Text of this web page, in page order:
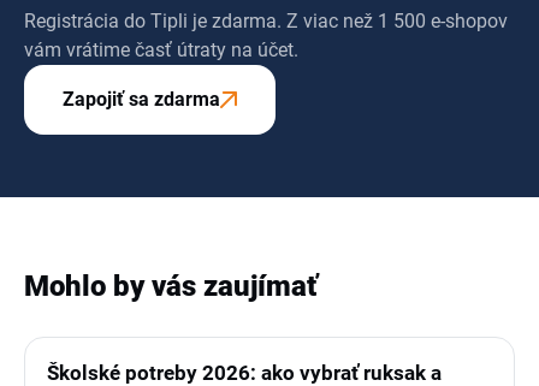
Registrácia do Tipli je zdarma. Z viac než 1 500 e-shopov
vám vrátime časť útraty na účet.
Zapojiť sa zdarma
Mohlo by vás zaujímať
Školské potreby 2026: ako vybrať ruksak a